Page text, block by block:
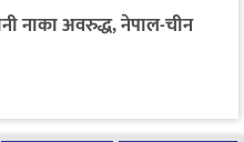
नाका अवरुद्ध, नेपाल-चीन